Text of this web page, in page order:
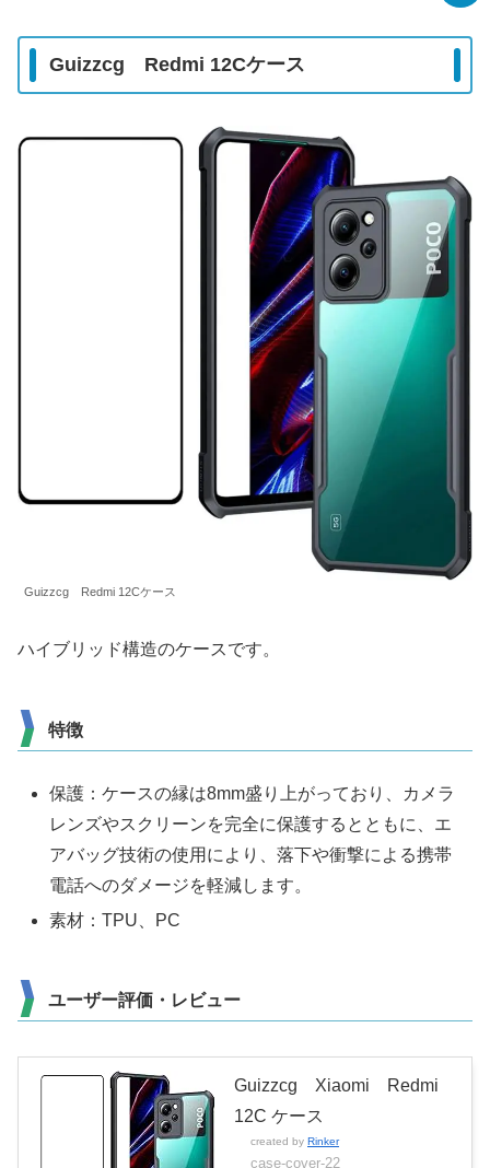
Guizzcg Redmi 12Cケース
Guizzcg Redmi 12Cケース
ハイブリッド構造のケースです。
特徴
保護：ケースの縁は8mm盛り上がっており、カメラ
レンズやスクリーンを完全に保護するとともに、エ
アバッグ技術の使用により、落下や衝撃による携帯
電話へのダメージを軽減します。
素材：TPU、PC
ユーザー評価・レビュー
Guizzcg Xiaomi Redmi
12C ケース
created by Rinker
case-cover-22